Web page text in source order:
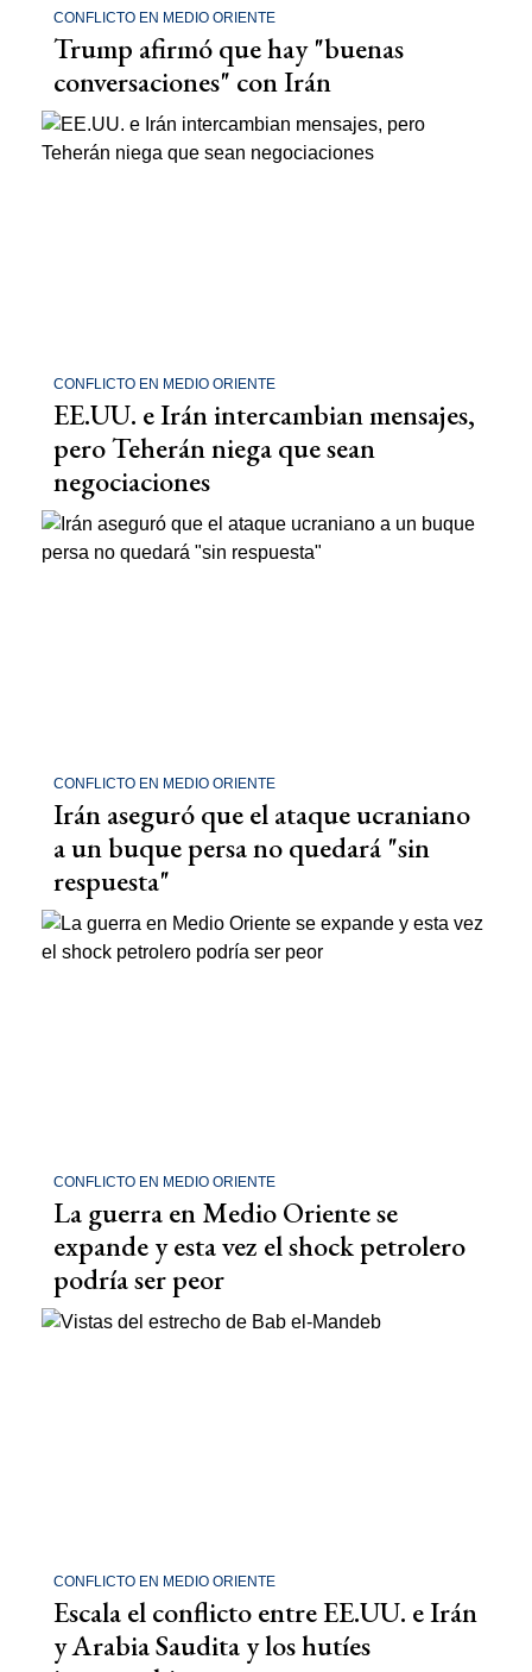
CONFLICTO EN MEDIO ORIENTE
Trump afirmó que hay "buenas
conversaciones" con Irán
CONFLICTO EN MEDIO ORIENTE
EE.UU. e Irán intercambian mensajes,
pero Teherán niega que sean
negociaciones
CONFLICTO EN MEDIO ORIENTE
Irán aseguró que el ataque ucraniano
a un buque persa no quedará "sin
respuesta"
CONFLICTO EN MEDIO ORIENTE
La guerra en Medio Oriente se
expande y esta vez el shock petrolero
podría ser peor
CONFLICTO EN MEDIO ORIENTE
Escala el conflicto entre EE.UU. e Irán
y Arabia Saudita y los hutíes